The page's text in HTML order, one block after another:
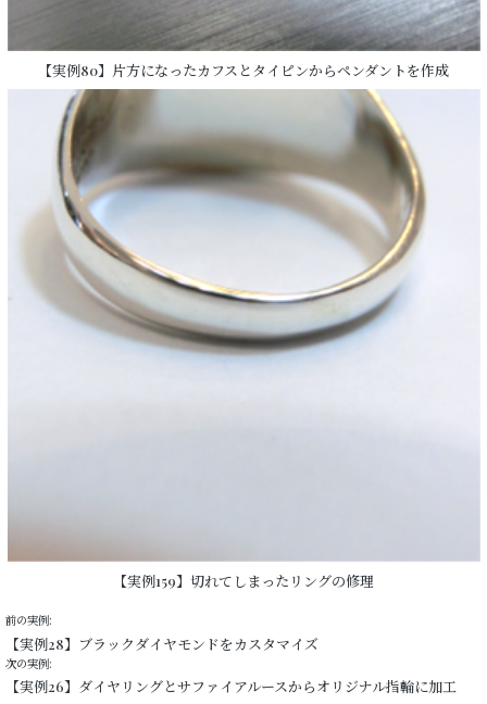
【実例80】片方になったカフスとタイピンからペンダントを作成
【実例159】切れてしまったリングの修理
前の実例:
【実例28】ブラックダイヤモンドをカスタマイズ
次の実例:
【実例26】ダイヤリングとサファイアルースからオリジナル指輪に加工